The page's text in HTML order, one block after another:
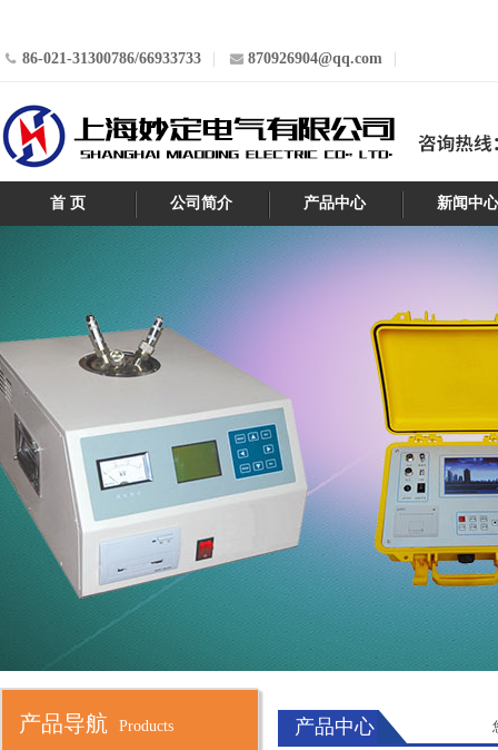
86-021-31300786/66933733 870926904@qq.com
首 页 公司简介 产品中心 新闻中
产品导航 Products 产品中心